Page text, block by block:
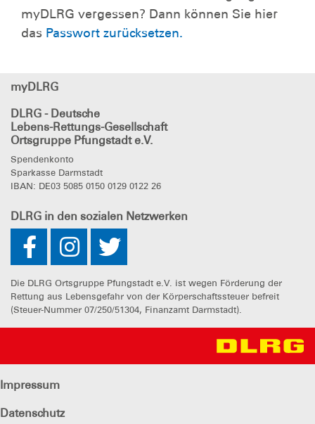
myDLRG vergessen? Dann können Sie hier
das Passwort zurücksetzen.
myDLRG
DLRG - Deutsche
Lebens-Rettungs-Gesellschaft
Ortsgruppe Pfungstadt e.V.
Spendenkonto
Sparkasse Darmstadt
IBAN: DE03 5085 0150 0129 0122 26
DLRG in den sozialen Netzwerken
Die DLRG Ortsgruppe Pfungstadt e.V. ist wegen Förderung der
Rettung aus Lebensgefahr von der Körperschaftssteuer befreit
(Steuer-Nummer 07/250/51304, Finanzamt Darmstadt).
Impressum
Datenschutz